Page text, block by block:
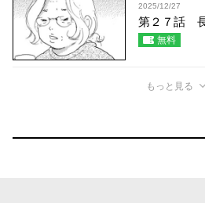
2025/12/27
第２７話 長
無料
もっと見る